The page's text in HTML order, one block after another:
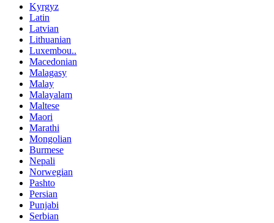
Kyrgyz
Latin
Latvian
Lithuanian
Luxembou..
Macedonian
Malagasy
Malay
Malayalam
Maltese
Maori
Marathi
Mongolian
Burmese
Nepali
Norwegian
Pashto
Persian
Punjabi
Serbian